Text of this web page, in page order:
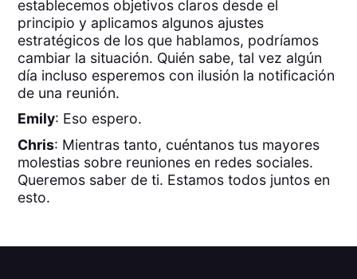
establecemos objetivos claros desde el
principio y aplicamos algunos ajustes
estratégicos de los que hablamos, podríamos
cambiar la situación. Quién sabe, tal vez algún
día incluso esperemos con ilusión la notificación
de una reunión.
Emily: Eso espero.
Chris: Mientras tanto, cuéntanos tus mayores
molestias sobre reuniones en redes sociales.
Queremos saber de ti. Estamos todos juntos en
esto.